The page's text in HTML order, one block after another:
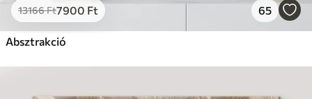
13166Ft7900 Ft 65
Absztrakció